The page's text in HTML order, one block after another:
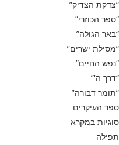
“צדקת הצדיק”
“ספר הכוזרי”
“באר הגולה”
“מסילת ישרים”
“נפש החיים”
“דרך ה'”
“תומר דבורה”
ספר העיקרים
סוגיות במקרא
תפילה